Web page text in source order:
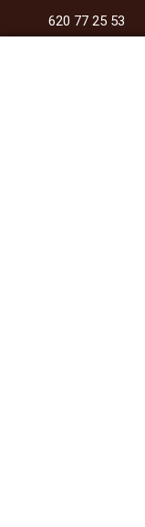
al
620 77 25 53